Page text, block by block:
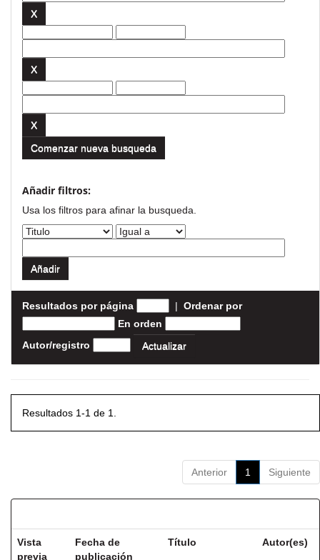
Comenzar nueva busqueda
Añadir filtros:
Usa los filtros para afinar la busqueda.
Resultados por página | Ordenar por
En orden
Autor/registro
Resultados 1-1 de 1.
Anterior 1 Siguiente
Vista
previa
Fecha de
publicación
Título Autor(es)